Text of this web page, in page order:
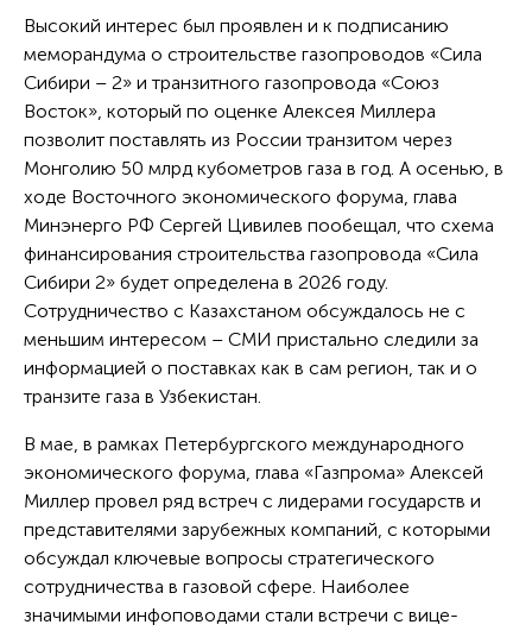
Высокий интерес был проявлен и к подписанию
меморандума о строительстве газопроводов «Сила
Сибири – 2» и транзитного газопровода «Союз
Восток», который по оценке Алексея Миллера
позволит поставлять из России транзитом через
Монголию 50 млрд кубометров газа в год. А осенью, в
ходе Восточного экономического форума, глава
Минэнерго РФ Сергей Цивилев пообещал, что схема
финансирования строительства газопровода «Сила
Сибири 2» будет определена в 2026 году.
Сотрудничество с Казахстаном обсуждалось не с
меньшим интересом – СМИ пристально следили за
информацией о поставках как в сам регион, так и о
транзите газа в Узбекистан.
В мае, в рамках Петербургского международного
экономического форума, глава «Газпрома» Алексей
Миллер провел ряд встреч с лидерами государств и
представителями зарубежных компаний, с которыми
обсуждал ключевые вопросы стратегического
сотрудничества в газовой сфере. Наиболее
значимыми инфоповодами стали встречи с вице-